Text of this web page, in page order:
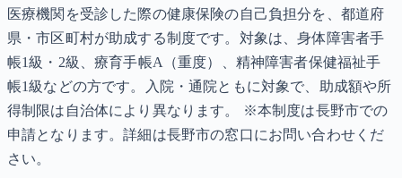
医療機関を受診した際の健康保険の自己負担分を、都道府
県・市区町村が助成する制度です。対象は、身体障害者手
帳1級・2級、療育手帳A（重度）、精神障害者保健福祉手
帳1級などの方です。入院・通院ともに対象で、助成額や所
得制限は自治体により異なります。 ※本制度は長野市での
申請となります。詳細は長野市の窓口にお問い合わせくだ
さい。